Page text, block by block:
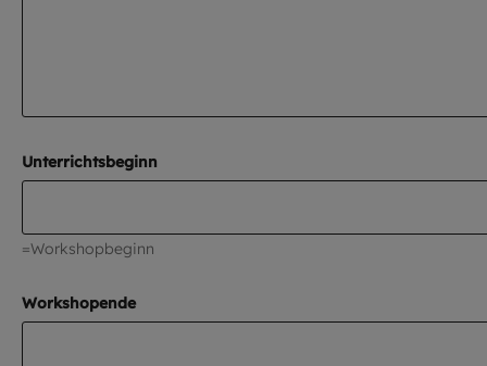
Unterrichtsbeginn
=Workshopbeginn
Workshopende